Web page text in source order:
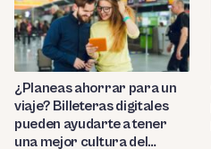
¿Planeas ahorrar para un
viaje? Billeteras digitales
pueden ayudarte a tener
una mejor cultura del